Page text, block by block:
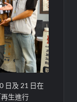
日及 21 日在
生進行